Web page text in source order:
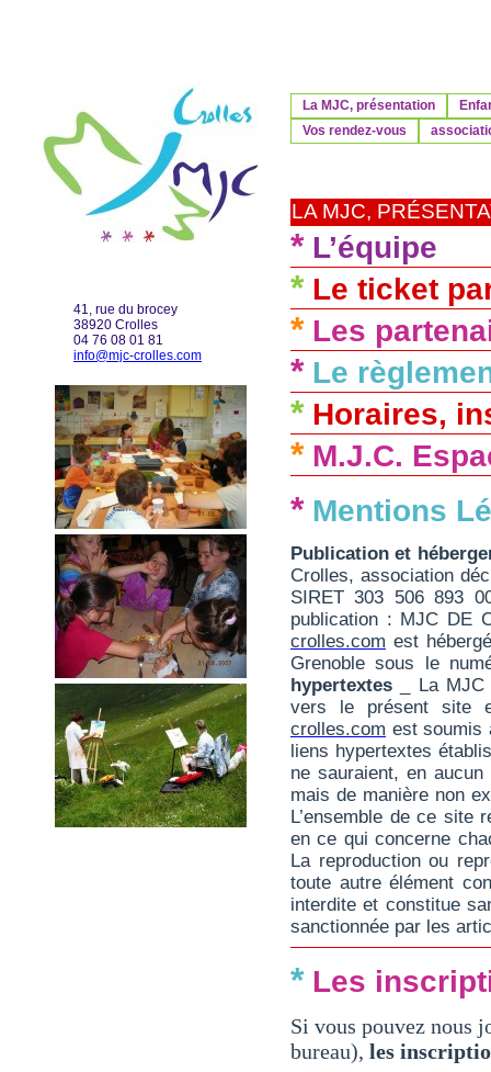
41, rue du brocey
38920 Crolles
04 76 08 01 81
info@mjc-crolles.com
La MJC, présentation
Vos rendez-vous
LA MJC,
* L’équipe
* Le ticket
* Les
* Le
* Horaires,
* M.J.C.
* Mentions
Publication et
Crolles, association
SIRET 303 506 893
publication : MJC DE
crolles.com est
Grenoble sous le
hypertextes _ La MJC
vers le présent site
crolles.com est soumis
liens hypertextes
ne sauraient, en
mais de manière non
L’ensemble de ce site
en ce qui concerne
La reproduction ou
toute autre élément
interdite et constitue
sanctionnée par les
* Les
Si vous pouvez nous
bureau), les